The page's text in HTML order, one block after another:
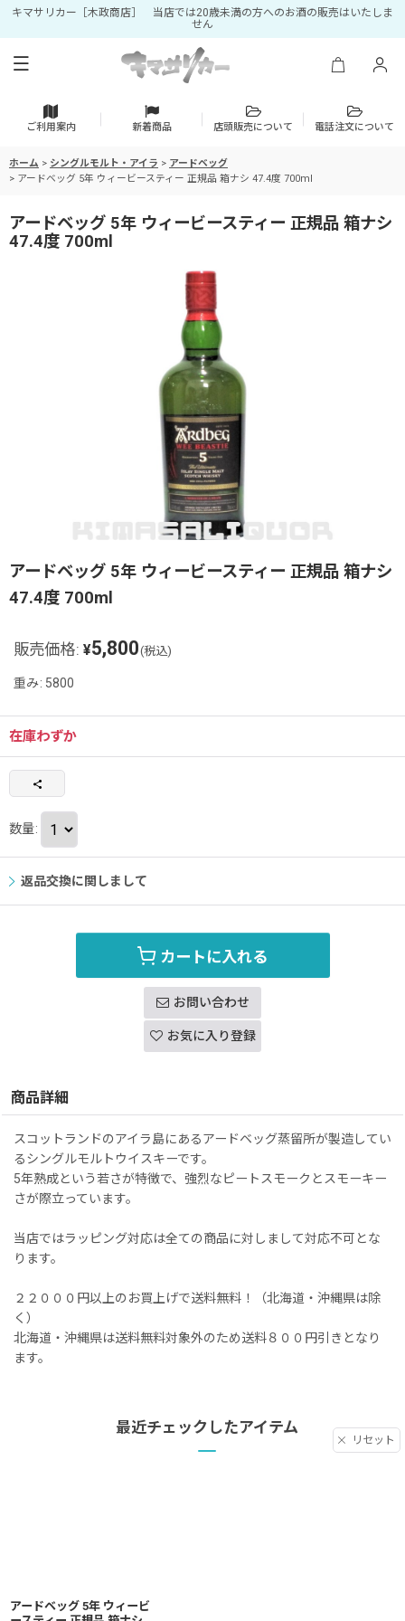
キマサリカー［木政商店］ 当店では20歳未満の方へのお酒の販売はいたしま
せん
ご利用案内 新着商品 店頭販売について 電話注文について
ホーム > シングルモルト・アイラ > アードベッグ
> アードベッグ 5年 ウィービースティー 正規品 箱ナシ 47.4度 700ml
アードベッグ 5年 ウィービースティー 正規品 箱ナシ
47.4度 700ml
アードベッグ 5年 ウィービースティー 正規品 箱ナシ
47.4度 700ml
販売価格: ¥5,800(税込)
重み: 5800
在庫わずか
数量:
返品交換に関しまして
カートに入れる
お問い合わせ
お気に入り登録
商品詳細
スコットランドのアイラ島にあるアードベッグ蒸留所が製造してい
るシングルモルトウイスキーです。
5年熟成という若さが特徴で、強烈なピートスモークとスモーキー
さが際立っています。
当店ではラッピング対応は全ての商品に対しまして対応不可とな
ります。
２２０００円以上のお買上げで送料無料！（北海道・沖縄県は除
く）
北海道・沖縄県は送料無料対象外のため送料８００円引きとなり
ます。
最近チェックしたアイテム
リセット
アードベッグ 5年 ウィービ